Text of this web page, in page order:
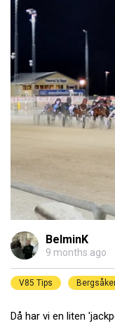
BelminK
9 months ago
V85 Tips
Då har vi en liten